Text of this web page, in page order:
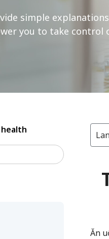
simple
you to take control
Ăn